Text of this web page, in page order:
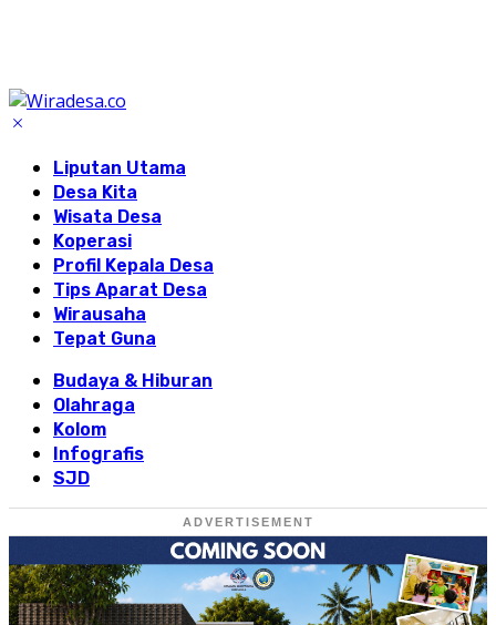
Liputan Utama
Desa Kita
Wisata Desa
Koperasi
Profil Kepala Desa
Tips Aparat Desa
Wirausaha
Tepat Guna
Budaya & Hiburan
Olahraga
Kolom
Infografis
SJD
ADVERTISEMENT